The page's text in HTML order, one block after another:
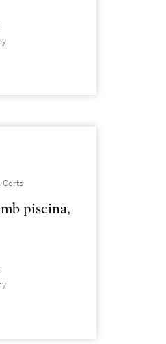
Corts
piscina,